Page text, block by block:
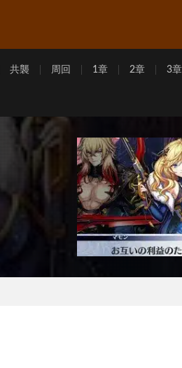
共襲 周回 1章 2章 3章